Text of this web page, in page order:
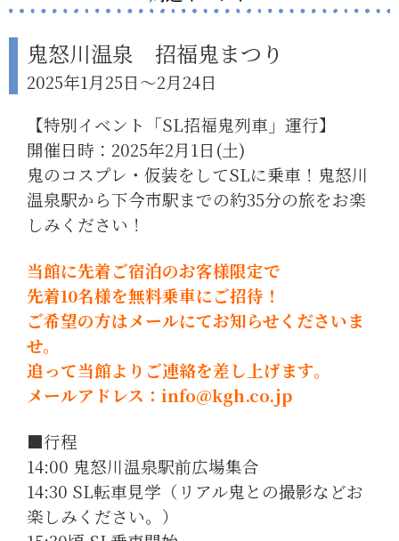
鬼怒川温泉 招福鬼まつり
2025年1月25日～2月24日
【特別イベント「SL招福鬼列車」運行】
開催日時：2025年2月1日(土)
鬼のコスプレ・仮装をしてSLに乗車！鬼怒川
温泉駅から下今市駅までの約35分の旅をお楽
しみください！
当館に先着ご宿泊のお客様限定で
先着10名様を無料乗車にご招待！
ご希望の方はメールにてお知らせくださいま
せ。
追って当館よりご連絡を差し上げます。
メールアドレス：info@kgh.co.jp
■行程
14:00 鬼怒川温泉駅前広場集合
14:30 SL転車見学（リアル鬼との撮影などお
楽しみください。）